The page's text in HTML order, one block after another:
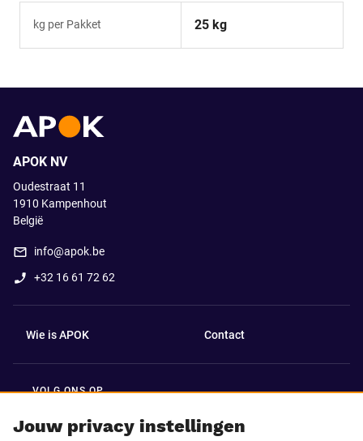
kg per Pakket 25 kg
Jouw privacy instellingen
APOK NV
Oudestraat 11
1910 Kampenhout
België
info@apok.be
+32 16 61 72 62
Wie is APOK Contact
VOLG ONS OP
Facebook LinkedIn